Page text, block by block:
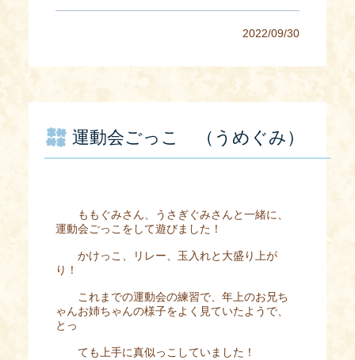
2022/09/30
運動会ごっこ （うめぐみ）
ももぐみさん、うさぎぐみさんと一緒に、
運動会ごっこをして遊びました！
かけっこ、リレー、玉入れと大盛り上が
り！
これまでの運動会の練習で、年上のお兄ち
ゃんお姉ちゃんの様子をよく見ていたようで、
とっ
ても上手に真似っこしていました！